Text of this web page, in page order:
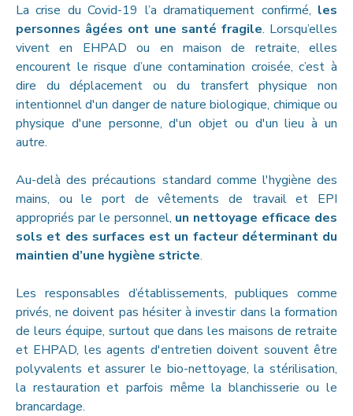
La crise du Covid-19 l’a dramatiquement confirmé, les
personnes âgées ont une santé fragile. Lorsqu’elles
vivent en EHPAD ou en maison de retraite, elles
encourent le risque d’une contamination croisée, c’est à
dire du déplacement ou du transfert physique non
intentionnel d'un danger de nature biologique, chimique ou
physique d'une personne, d'un objet ou d'un lieu à un
autre.
Au-delà des précautions standard comme l'hygiène des
mains, ou le port de vêtements de travail et EPI
appropriés par le personnel, un nettoyage efficace des
sols et des surfaces est un facteur déterminant du
maintien d’une hygiène stricte.
Les responsables d’établissements, publiques comme
privés, ne doivent pas hésiter à investir dans la formation
de leurs équipe, surtout que dans les maisons de retraite
et EHPAD, les agents d'entretien doivent souvent être
polyvalents et assurer le bio-nettoyage, la stérilisation,
la restauration et parfois même la blanchisserie ou le
brancardage.